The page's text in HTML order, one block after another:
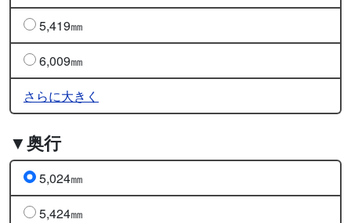
5,419㎜
6,009㎜
さらに大きく
▼奥行
5,024㎜
5,424㎜